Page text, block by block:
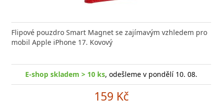
Flipové pouzdro Smart Magnet se zajímavým vzhledem pro
mobil Apple iPhone 17. Kovový
E-shop skladem > 10 ks, odešleme v pondělí 10. 08.
159 Kč
FIXED zajistí rychlé a bezpečné nabíjení
moderního smartphonu,
skladem > 10 ks, odešleme v pondělí 10. 08. E-
značky Baseus Cafule Series Metal. Kabel
přenášet data z mobilních
skladem > 10 ks, odešleme v pondělí 10. 08.
Datový